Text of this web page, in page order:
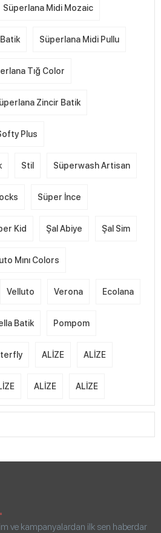
Süperlana Midi Mozaic
Süperlana Midi Pullu
Tığ Color
Zincir Batik
Plus
Stil Süperwash Artisan
Süper İnce
Kid Şal Abiye Şal Sim
Mını Colors
Velluto Verona Ecolana
Batik Pompom
ALİZE ALİZE
ALİZE ALİZE
ve kampanyalardan ilk sen haberdar